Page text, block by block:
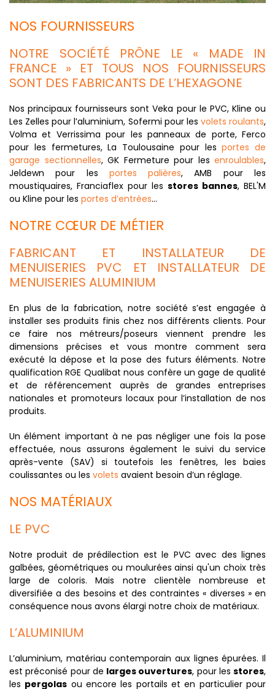
NOS FOURNISSEURS
NOTRE SOCIÉTÉ PRÔNE LE « MADE IN
FRANCE » ET TOUS NOS FOURNISSEURS
SONT DES FABRICANTS DE L’HEXAGONE
Nos principaux fournisseurs sont Veka pour le PVC, Kline ou
Les Zelles pour l’aluminium, Sofermi pour les volets roulants,
Volma et Verrissima pour les panneaux de porte, Ferco
pour les fermetures, La Toulousaine pour lesportes de
garage sectionnelles, GK Fermeture pour les enroulables,
Jeldewn pour les portes palières, AMB pour les
moustiquaires, Franciaflex pour les stores bannes, BEL'M
ou Kline pour les portes d’entrées…
NOTRE CŒUR DE MÉTIER
FABRICANT ET INSTALLATEUR DE
MENUISERIES PVC ET INSTALLATEUR DE
MENUISERIES ALUMINIUM
En plus de la fabrication, notre société s’est engagée à
installer ses produits finis chez nos différents clients. Pour
ce faire nos métreurs/poseurs viennent prendre les
dimensions précises et vous montre comment sera
exécuté la dépose et la pose des futurs éléments. Notre
qualification RGE Qualibat nous confère un gage de qualité
et de référencement auprès de grandes entreprises
nationales et promoteurs locaux pour l’installation de nos
produits.
Un élément important à ne pas négliger une fois la pose
effectuée, nous assurons également le suivi du service
après-vente (SAV) si toutefois les fenêtres, les baies
coulissantes ou les volets avaient besoin d’un réglage.
NOS MATÉRIAUX
LE PVC
Notre produit de prédilection est le PVC avec des lignes
galbées, géométriques ou moulurées ainsi qu'un choix très
large de coloris. Mais notre clientèle nombreuse et
diversifiée a des besoins et des contraintes « diverses » en
conséquence nous avons élargi notre choix de matériaux.
L’ALUMINIUM
L’aluminium, matériau contemporain aux lignes épurées. Il
est préconisé pour de larges ouvertures, pour les stores,
les pergolas ou encore les portails et en particulier pour